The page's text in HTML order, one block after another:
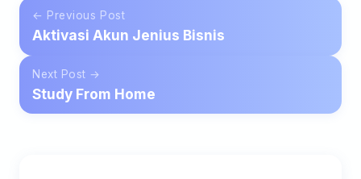
← Previous Post
Aktivasi Akun Jenius Bisnis
Next Post →
Study From Home